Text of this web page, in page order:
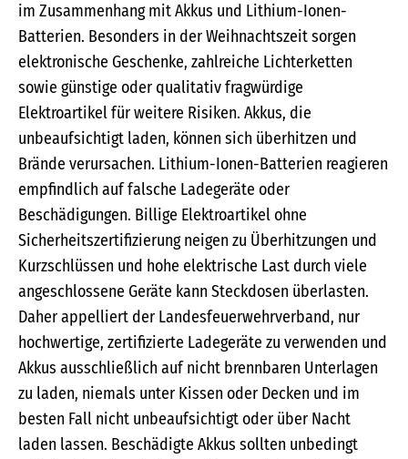
im Zusammenhang mit Akkus und Lithium-Ionen-
Batterien. Besonders in der Weihnachtszeit sorgen
elektronische Geschenke, zahlreiche Lichterketten
sowie günstige oder qualitativ fragwürdige
Elektroartikel für weitere Risiken. Akkus, die
unbeaufsichtigt laden, können sich überhitzen und
Brände verursachen. Lithium-Ionen-Batterien reagieren
empfindlich auf falsche Ladegeräte oder
Beschädigungen. Billige Elektroartikel ohne
Sicherheitszertifizierung neigen zu Überhitzungen und
Kurzschlüssen und hohe elektrische Last durch viele
angeschlossene Geräte kann Steckdosen überlasten.
Daher appelliert der Landesfeuerwehrverband, nur
hochwertige, zertifizierte Ladegeräte zu verwenden und
Akkus ausschließlich auf nicht brennbaren Unterlagen
zu laden, niemals unter Kissen oder Decken und im
besten Fall nicht unbeaufsichtigt oder über Nacht
laden lassen. Beschädigte Akkus sollten unbedingt